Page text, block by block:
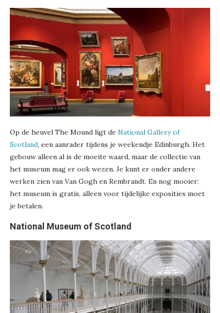
Op de heuvel The Mound ligt de National Gallery of
Scotland, een aanrader tijdens je weekendje Edinburgh. Het
gebouw alleen al is de moeite waard, maar de collectie van
het museum mag er ook wezen. Je kunt er onder andere
werken zien van Van Gogh en Rembrandt. En nog mooier:
het museum is gratis, alleen voor tijdelijke exposities moet
je betalen.
National Museum of Scotland